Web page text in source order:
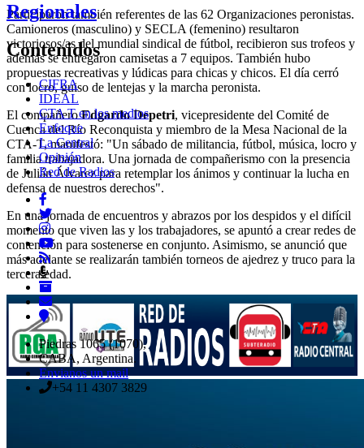
Participaron también referentes de las 62 Organizaciones peronistas.
Camioneros (masculino) y SECLA (femenino) resultaron
victoriosos/as del mundial sindical de fútbol, recibieron sus trofeos y
además se entregaron camisetas a 7 equipos. También hubo
propuestas recreativas y lúdicas para chicas y chicos. El día cerró
con locro, guiso de lentejas y la marcha peronista.
El compañeroEdgardo Depetri, vicepresidente del Comité de
Cuenca del Río Reconquista y miembro de la Mesa Nacional de la
CTA-T, manifestó: "Un sábado de militancia, fútbol, música, locro y
familia trabajadora. Una jornada de compañerismo con la presencia
de Julián Álvarez para retemplar los ánimos y continuar la lucha en
defensa de nuestros derechos".
En una jornada de encuentros y abrazos por los despidos y el difícil
momento que viven las y los trabajadores, se apuntó a crear redes de
contención para sostenerse en conjunto. Asimismo, se anunció que
más adelante se realizarán también torneos de ajedrez y truco para la
tercera edad.
Regionales
Contenidos
CIFRA
IDEAL
CTA T en los medios
Enfoque
La Central
Opinión
Red de Radios
Piedras 1065 (1070),
CABA, Argentina.
Envianos un mail
+54 11 4307 3829